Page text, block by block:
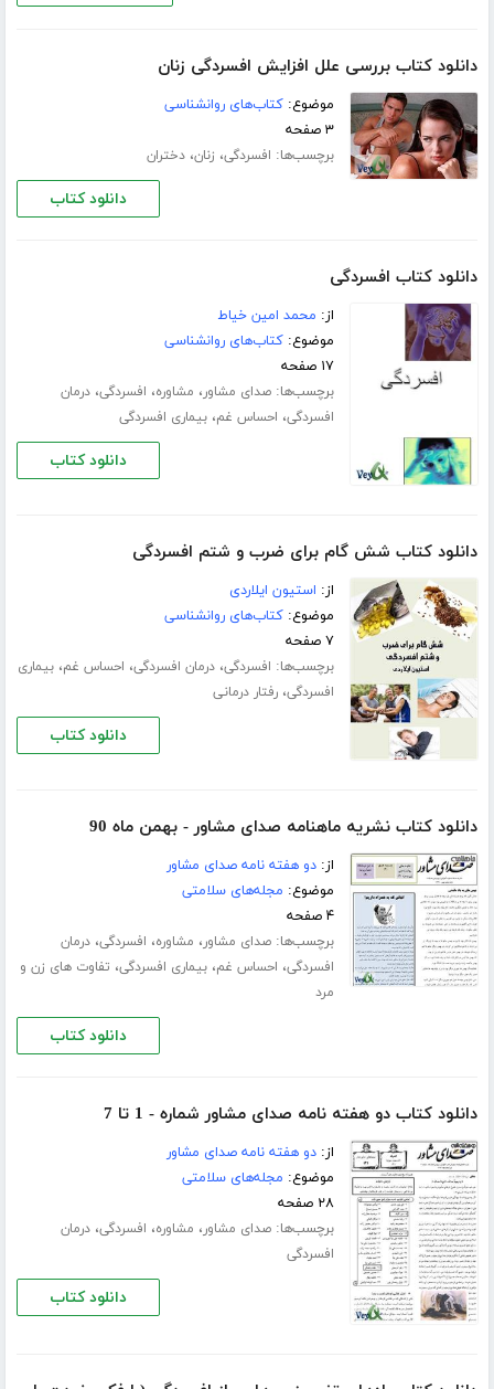
دانلود کتاب بررسی علل افزایش افسردگی زنان
موضوع:کتاب‌های روانشناسی
۳ صفحه
برچسب‌ها: افسردگی، زنان،دختران
دانلود کتاب
دانلود کتاب افسردگی
از: محمد امین خیاط
موضوع:کتاب‌های روانشناسی
۱۷ صفحه
برچسب‌ها:صدای مشاور، مشاوره، افسردگی،درمان
افسردگی، احساس غم،بیماری افسردگی
دانلود کتاب
دانلود کتاب شش گام برای ضرب و شتم افسردگی
از: استیون ایلاردی
موضوع:کتاب‌های روانشناسی
۷ صفحه
برچسب‌ها: افسردگی،درمان افسردگی، احساس غم،بیماری
افسردگی،رفتار درمانی
دانلود کتاب
دانلود کتاب نشریه ماهنامه صدای مشاور - بهمن ماه 90
از:دو هفته نامه صدای مشاور
موضوع: مجله‌های سلامتی
۴ صفحه
برچسب‌ها:صدای مشاور، مشاوره، افسردگی،درمان
افسردگی، احساس غم،بیماری افسردگی، تفاوت های زن و
مرد
دانلود کتاب
دانلود کتاب دو هفته نامه صدای مشاور شماره - 1 تا 7
از:دو هفته نامه صدای مشاور
موضوع: مجله‌های سلامتی
۲۸ صفحه
برچسب‌ها:صدای مشاور، مشاوره، افسردگی،درمان
افسردگی
دانلود کتاب